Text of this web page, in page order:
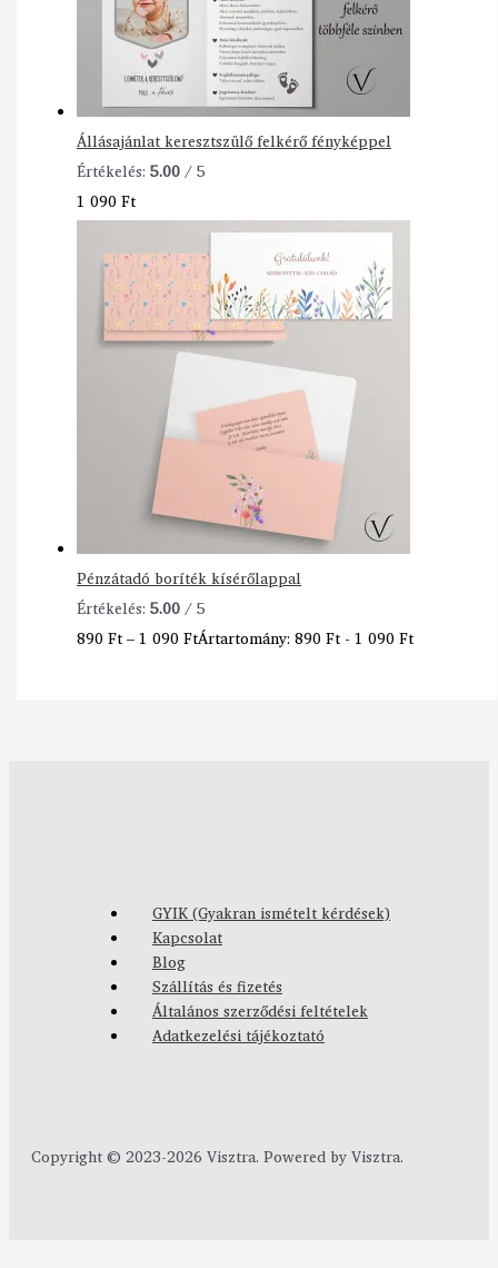
Állásajánlat keresztszülő felkérő fényképpel
Értékelés:5.00/ 5
1 090Ft
Pénzátadó boríték kísérőlappal
Értékelés:5.00/ 5
890Ft–1 090FtÁrtartomány: 890 Ft - 1 090 Ft
GYIK (Gyakran ismételt kérdések)
Kapcsolat
Blog
Szállítás és fizetés
Általános szerződési feltételek
Adatkezelési tájékoztató
Copyright © 2023-2026 Visztra. Powered by Visztra.